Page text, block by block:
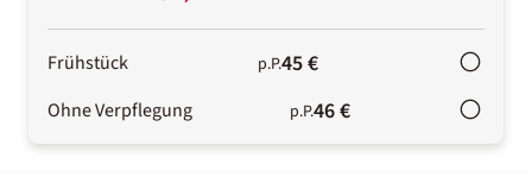
Frühstück p.P.45 €
Ohne Verpflegung p.P.46 €